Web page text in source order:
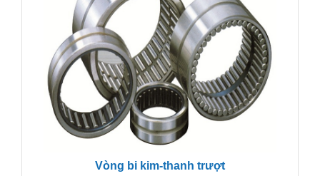
Vòng bi kim-thanh trượt